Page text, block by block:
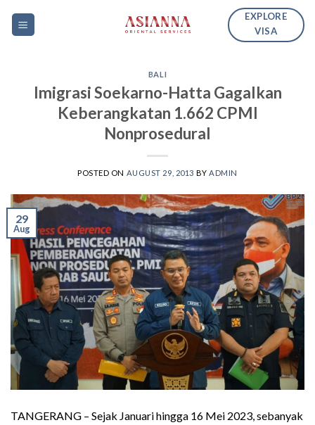
EXPLORE
VISA
BALI
Imigrasi Soekarno-Hatta Gagalkan
Keberangkatan 1.662 CPMI
Nonprosedural
POSTED ON AUGUST 29, 2013 BY ADMIN
29
Aug
TANGERANG – Sejak Januari hingga 16 Mei 2023, sebanyak